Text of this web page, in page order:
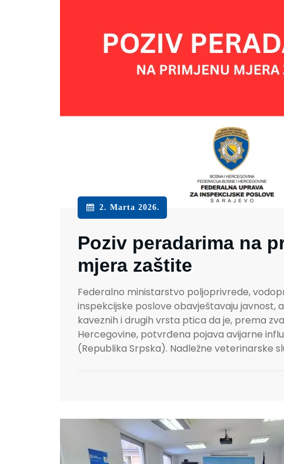
2. Marta 2026.
Poziv peradarima na
mjera zaštite
Federalno ministarstvo poljoprivrede,
inspekcijske poslove obavještavaju javnost,
kaveznih i drugih vrsta ptica da je, prema
Hercegovine, potvrđena pojava avijarne
(Republika Srpska). Nadležne veterinarske